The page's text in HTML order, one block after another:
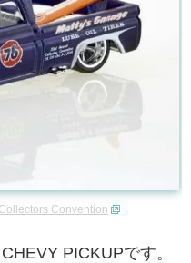
Convention
PICKUPです。